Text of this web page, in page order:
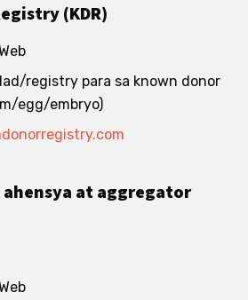
(KDR)
registry para sa known donor
egg/embryo)
ahensya at aggregator